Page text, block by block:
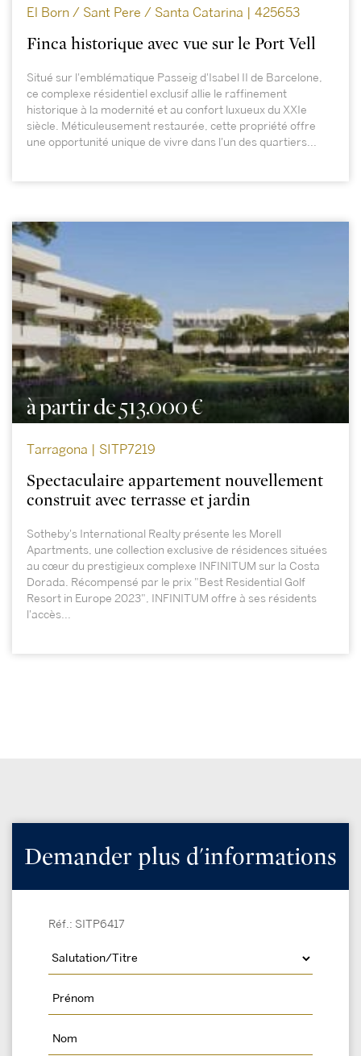
El Born / Sant Pere / Santa Catarina | 425653
Finca historique avec vue sur le Port Vell
Situé sur l'emblématique Passeig d'Isabel II de Barcelone,
ce complexe résidentiel exclusif allie le raffinement
historique à la modernité et au confort luxueux du XXIe
siècle. Méticuleusement restaurée, cette propriété offre
une opportunité unique de vivre dans l'un des quartiers...
à partir de 513.000 €
Tarragona | SITP7219
Spectaculaire appartement nouvellement
construit avec terrasse et jardin
Sotheby's International Realty présente les Morell
Apartments, une collection exclusive de résidences situées
au cœur du prestigieux complexe INFINITUM sur la Costa
Dorada. Récompensé par le prix "Best Residential Golf
Resort in Europe 2023", INFINITUM offre à ses résidents
l'accès...
Demander plus d'informations
Réf.: SITP6417